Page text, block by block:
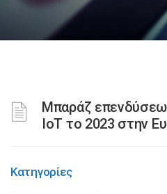
Μπαράζ
IoT το 2023 στην
Κατηγορίες